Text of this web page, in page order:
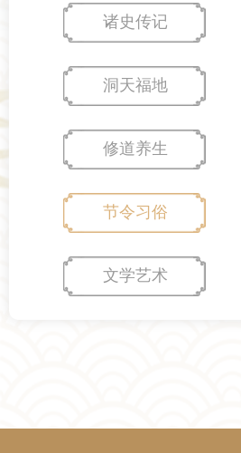
诸史传记
洞天福地
修道养生
节令习俗
文学艺术